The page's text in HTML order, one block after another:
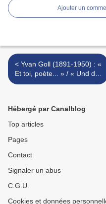
Ajouter un
< Yvan Goll (1891-1950) : «
Et toi, poète... » / « Und du,
Dichter... »
Hébergé par Canalblog
Top articles
Pages
Contact
Signaler un abus
C.G.U.
Cookies et données